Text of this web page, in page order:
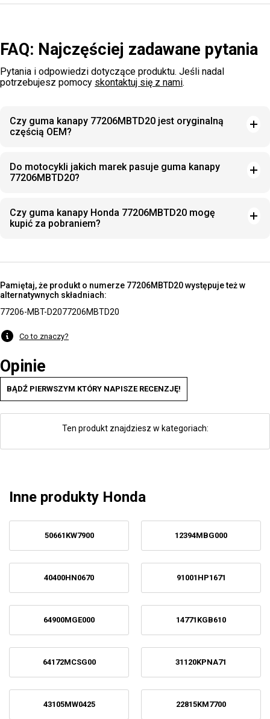
FAQ: Najczęściej zadawane pytania
Pytania i odpowiedzi dotyczące produktu. Jeśli nadal
potrzebujesz pomocy skontaktuj się z nami.
Czy guma kanapy 77206MBTD20 jest oryginalną
częścią OEM?
Do motocykli jakich marek pasuje guma kanapy
77206MBTD20?
Czy guma kanapy Honda 77206MBTD20 mogę
kupić za pobraniem?
Pamiętaj, że produkt o numerze 77206MBTD20 występuje też w
alternatywnych składniach:
77206-MBT-D2077206MBTD20
Co to znaczy?
Opinie
BĄDŹ PIERWSZYM KTÓRY NAPISZE RECENZJĘ!
Ten produkt znajdziesz w kategoriach:
Inne produkty Honda
50661KW7900 12394MBG000
40400HN0670 91001HP1671
64900MGE000 14771KGB610
64172MCSG00 31120KPNA71
43105MW0425 22815KM7700